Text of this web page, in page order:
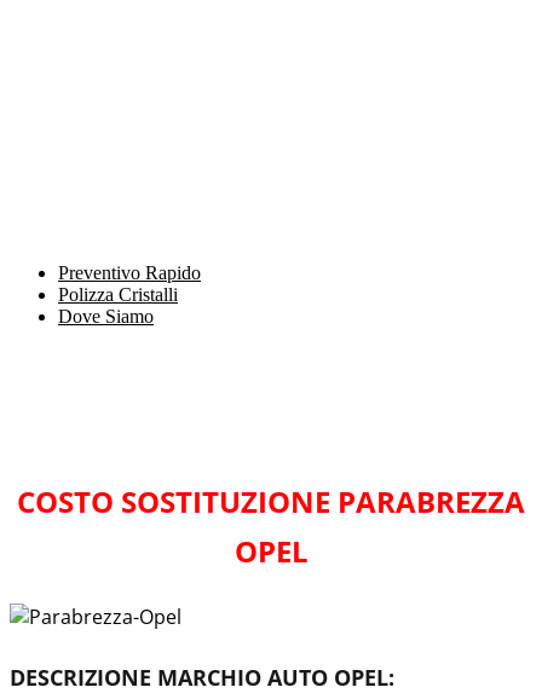
Preventivo Rapido
Polizza Cristalli
Dove Siamo
COSTO SOSTITUZIONE PARABREZZA
OPEL
DESCRIZIONE MARCHIO AUTO OPEL: